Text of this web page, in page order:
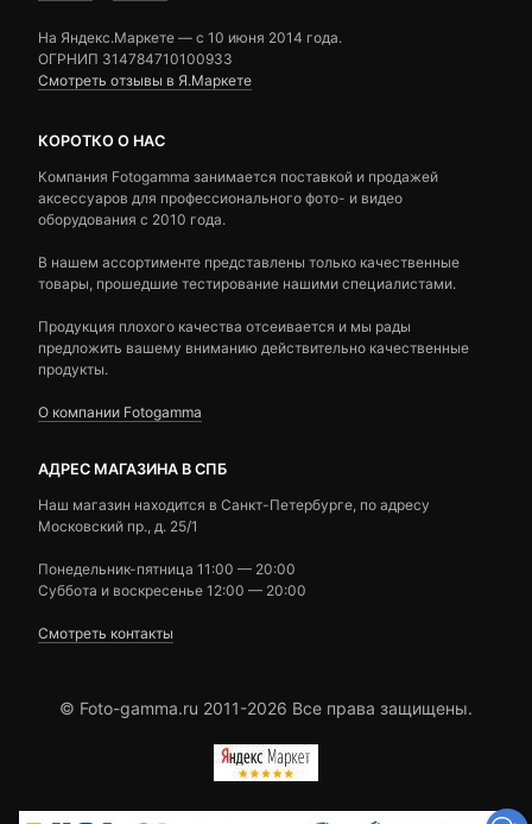
На Яндекс.Маркете — c 10 июня 2014 года.
ОГРНИП 314784710100933
Смотреть отзывы в Я.Маркете
КОРОТКО О НАС
Компания Fotogamma занимается поставкой и продажей
аксессуаров для профессионального фото- и видео
оборудования с 2010 года.
В нашем ассортименте представлены только качественные
товары, прошедшие тестирование нашими специалистами.
Продукция плохого качества отсеивается и мы рады
предложить вашему вниманию действительно качественные
продукты.
О компании Fotogamma
АДРЕС МАГАЗИНА В СПБ
Наш магазин находится в Санкт-Петербурге, по адресу
Московский пр., д. 25/1
Понедельник-пятница 11:00 — 20:00
Суббота и воскресенье 12:00 — 20:00
Смотреть контакты
© Foto-gamma.ru 2011-2026 Все права защищены.